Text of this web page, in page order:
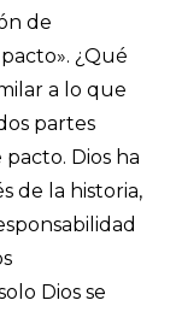
de
¿Qué
a lo que
partes
Dios ha
de la historia,
Dios se